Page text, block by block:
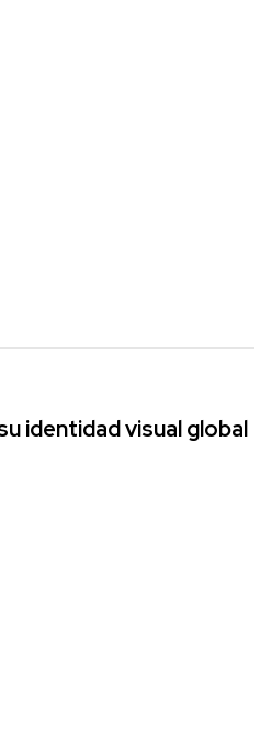
identidad visual global